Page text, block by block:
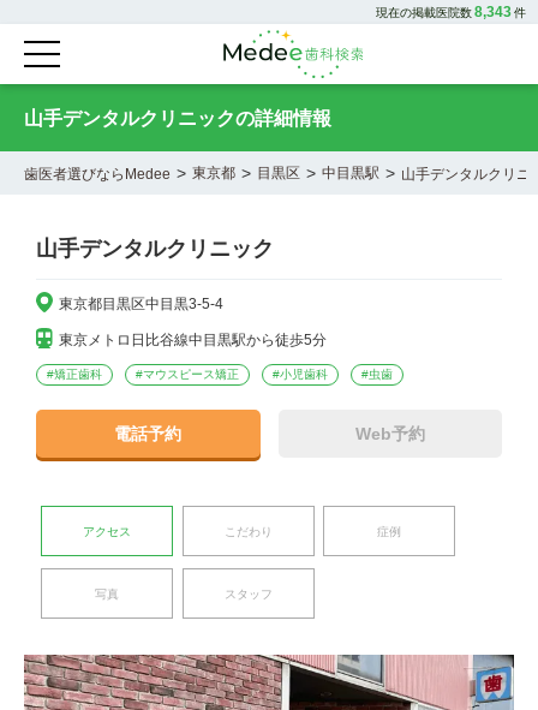
現在の掲載医院数8,343件
山手デンタルクリニックの詳細情報
歯医者選びならMedee > 東京都 > 目黒区 > 中目黒駅 > 山手デンタルクリニ
山手デンタルクリニック
東京都目黒区中目黒3-5-4
東京メトロ日比谷線中目黒駅から徒歩5分
#矯正歯科 #マウスピース矯正 #小児歯科 #虫歯
電話予約 Web予約
アクセス こだわり 症例
写真 スタッフ